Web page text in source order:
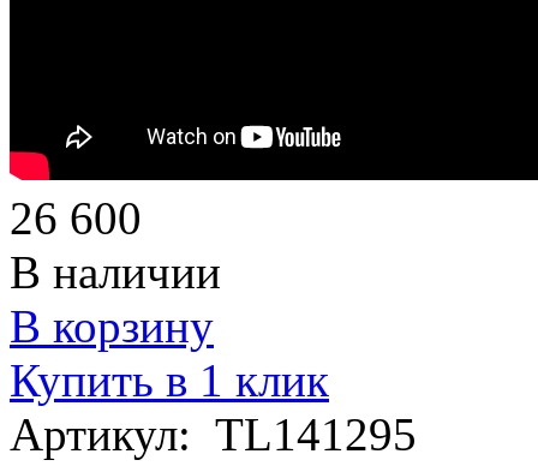
26 600
В наличии
В корзину
Купить в 1 клик
Артикул: TL141295